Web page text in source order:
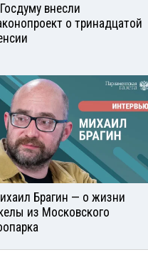
внесли
о тринадцатой
Брагин — о жизни
из Московского